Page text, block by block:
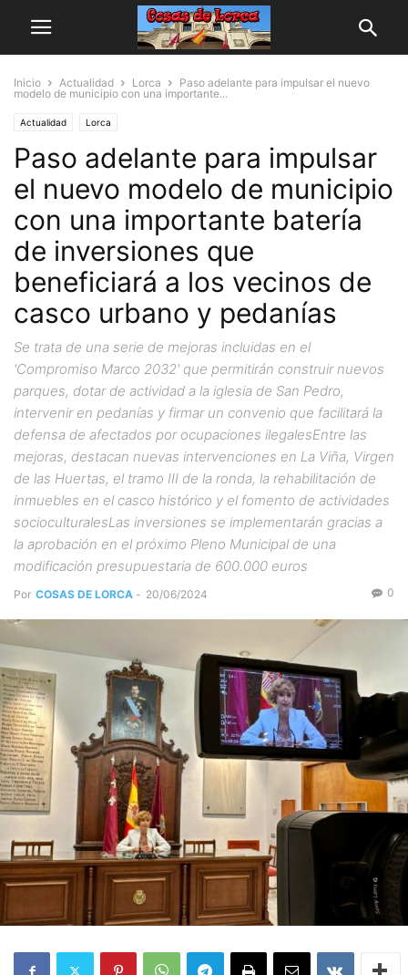
Inicio Actualidad Lorca
Paso adelante para impulsar el nuevo
modelo de municipio con una importante...
Actualidad Lorca
Paso adelante para impulsar
el nuevo modelo de municipio
con una importante batería
de inversiones que
beneficiará a los vecinos de
casco urbano y pedanías
Se trata de una serie de mejoras incluidas en el
'Compromiso Marco 2032' que permitirán construir nuevos
parques, dotar de actividad a la iglesia de San Pedro,
intervenir en pedanías y firmar un convenio que facilitará la
defensa de afectados por ocupaciones ilegalesEntre las
mejoras, destacan nuevas intervenciones en La Viña, Virgen
de las Huertas, el tramo III de la ronda, la rehabilitación de
inmuebles en el casco histórico y el fomento de actividades
socioculturalesLas inversiones se implementarán gracias a
la aprobación en el próximo Pleno Municipal de una
modificación presupuestaria de 600.000 euros
Por COSAS DE LORCA - 20/06/2024 0